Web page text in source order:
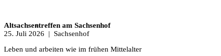
Familienforschung
Altsachsentreffen am Sachsenhof
25. Juli 2026 | Sachsenhof
Leben und arbeiten wie im frühen Mittelalter